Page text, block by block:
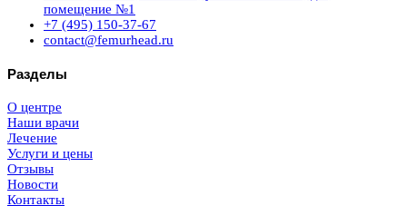
помещение №1
+7 (495) 150-37-67
contact@femurhead.ru
Разделы
О центре
Наши врачи
Лечение
Услуги и цены
Отзывы
Новости
Контакты